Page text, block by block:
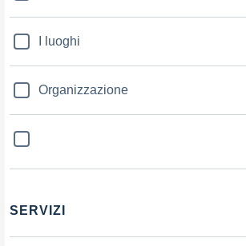
I luoghi
Organizzazione
SERVIZI